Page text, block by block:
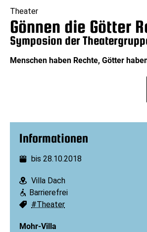
Theater
Gönnen die Götter
Symposion der
Menschen haben Rechte, Götter
Informationen
Datum:
bis 28.10.2018
Ort:
Villa Dach
Barrierefreiheit:
Barrierefrei
Schlagworte:
#Theater
Mohr-Villa